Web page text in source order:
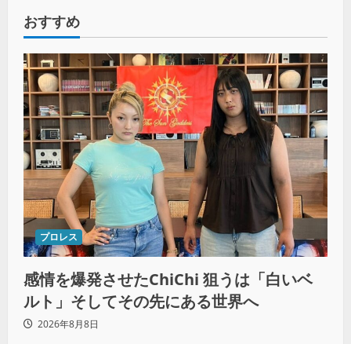
おすすめ
プロレス
感情を爆発させたChiChi 狙うは「白いベ
ルト」そしてその先にある世界へ
2026年8月8日